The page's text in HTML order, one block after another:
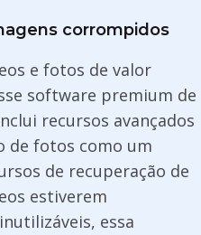
corrompidos
e fotos de valor
software premium de
recursos avançados
de fotos como um
de recuperação de
estiverem
essa